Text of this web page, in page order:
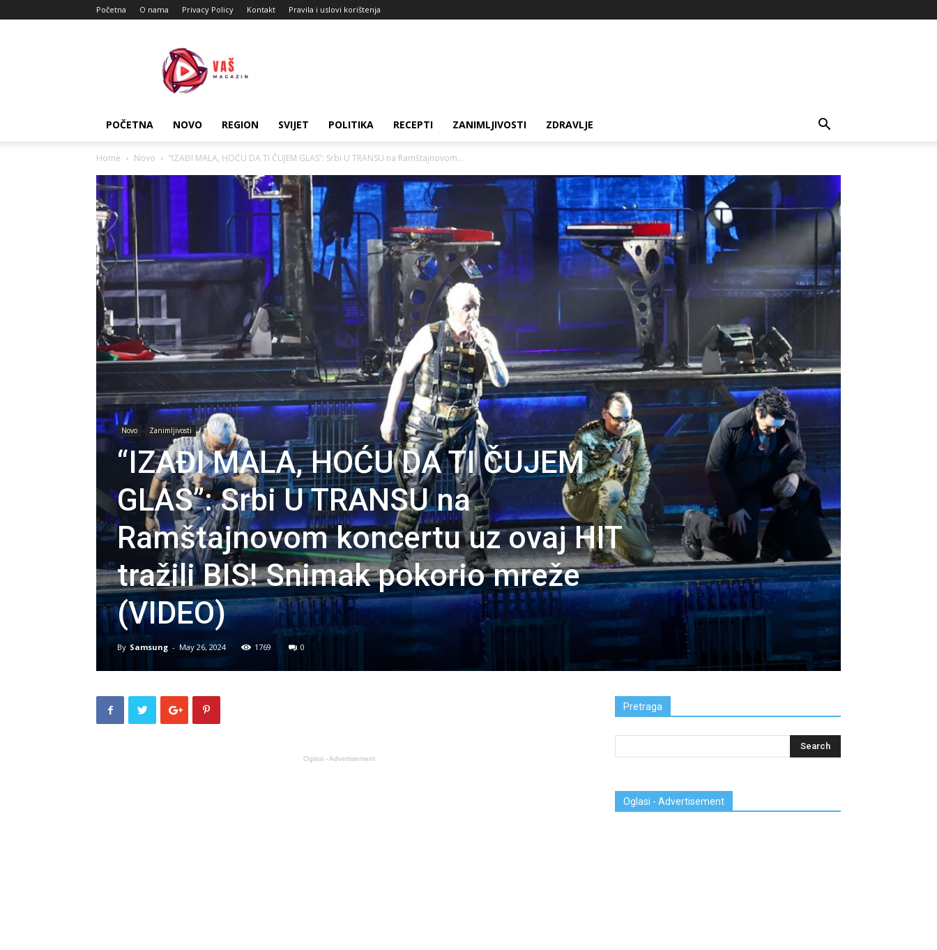
Početna O nama Privacy Policy Kontakt Pravila i uslovi korištenja
Magazin
POČETNA NOVO REGION SVIJET POLITIKA RECEPTI ZANIMLJIVOSTI ZDRAVLJE
Home Novo “IZAĐI MALA, HOĆU DA TI ČUJEM GLAS”: Srbi U TRANSU na Ramštajnovom...
Novo Zanimljivosti
“IZAĐI MALA, HOĆU DA TI ČUJEM
GLAS”: Srbi U TRANSU na
Ramštajnovom koncertu uz ovaj HIT
tražili BIS! Snimak pokorio mreže
(VIDEO)
By Samsung - May 26, 2024 1769 0
Oglasi - Advertisement
Pretraga
Oglasi - Advertisement